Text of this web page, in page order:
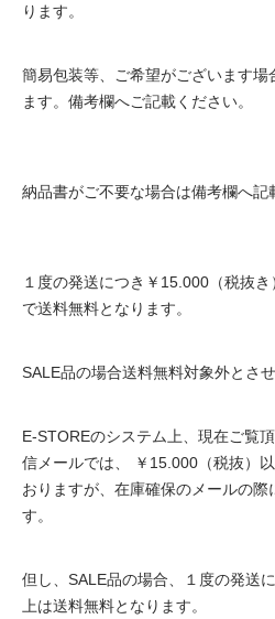
ります。
簡易包装等、ご希望がございます場
ます。備考欄へご記載ください。
納品書がご不要な場合は備考欄へ記
１度の発送につき￥15.000（税抜
で送料無料となります。
SALE品の場合送料無料対象外とさ
E-STOREのシステム上、現在ご覧
信メールでは、 ￥15.000（税抜）
おりますが、在庫確保のメールの際
す。
但し、SALE品の場合、１度の発送
上は送料無料となります。